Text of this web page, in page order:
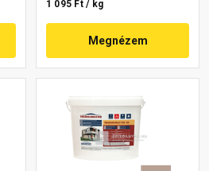
1 095 Ft / kg
Megnézem